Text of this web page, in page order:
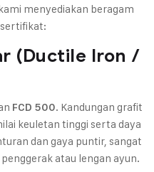
menyediakan beragam
(Ductile Iron /
FCD 500. Kandungan grafit
keuletan tinggi serta daya
dan gaya puntir, sangat
atau lengan ayun.